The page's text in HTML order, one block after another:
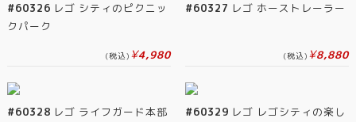
#60326 レゴ シティのピクニッ
クパーク
(税込) ¥4,980
#60327 レゴ ホーストレーラー
(税込) ¥8,880
#60328 レゴ ライフガード本部 #60329 レゴ レゴシティの楽し